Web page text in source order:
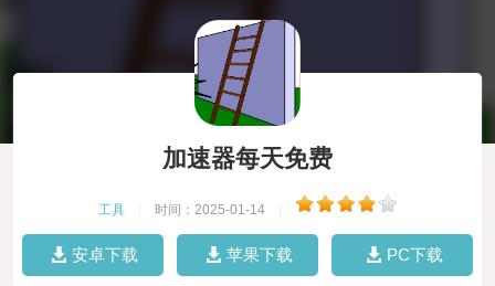
加速器每天免费
工具 时间：2025-01-14
安卓下载 苹果下载 PC下载